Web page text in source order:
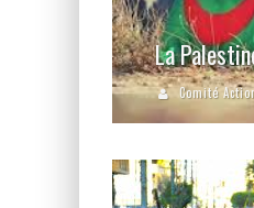
La
Comité